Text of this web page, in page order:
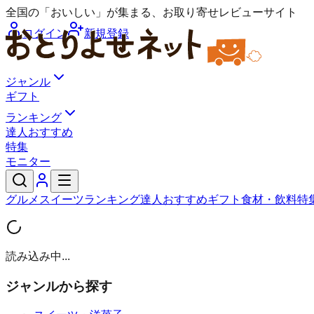
全国の「おいしい」が集まる、お取り寄せレビューサイト
ログイン
新規登録
ジャンル
ギフト
ランキング
達人おすすめ
特集
モニター
グルメ スイーツランキング達人おすすめギフト 食材・飲料特
読み込み中...
ジャンルから探す